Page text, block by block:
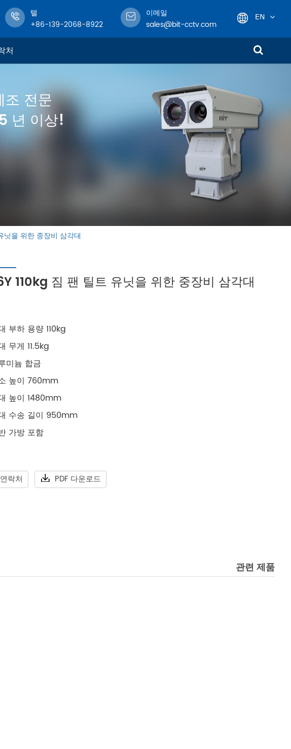
텔
+86-139-2068-8922
이메일
sales@bit-cctv.com
EN
한국어
français
Deutsch
Español
العربية
처
조 전문
년 이상!
닛을 위한 중장비 삼각대
110kg 짐 팬 틸트 유닛을 위한 중장비 삼각대
부하 용량 110kg
무게 11.5kg
미늄 합금
높이 760mm
높이 1480mm
수송 길이 950mm
가방 포함
연락처 PDF 다운로드
관련 제품